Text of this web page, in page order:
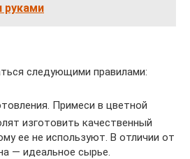
руками
следующими правилами:
Примеси в цветной
изготовить качественный
ее не используют. В отличии от
— идеальное сырье.